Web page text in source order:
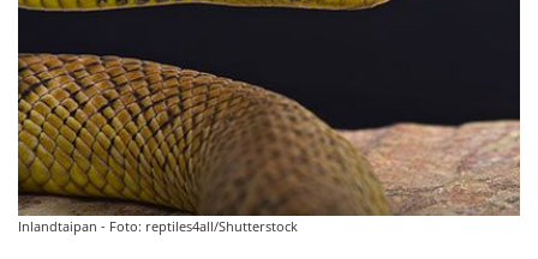
Inlandtaipan - Foto: reptiles4all/Shutterstock